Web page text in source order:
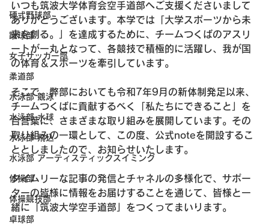
硬式野球部
蹴球部
女子サッカー部
柔道部
水泳部 競泳
水泳部 水球
水泳部 飛込
水泳部 アーティスティックスイミング
体操部
体操競技部
卓球部
いつも筑波大学体育会空手道部へご支援くださいまして
ありがとうございます。本学では「大学スポーツから未
来を創る。」を達成するために、チームつくばのアスリ
ートが一丸となって、各競技で積極的に活躍し、我が国
の体育＆スポーツを牽引しています。
そこで、弊部においても令和7年9月の新体制発足以来、
チームつくばに貢献するべく「私たちにできること」を
合言葉に、さまざまな取り組みを展開しています。その
取り組みの一環として、この度、公式noteを開設するこ
ととしましたので、お知らせいたします。
タイムリーな記事の発信とチャネルの多様化で、サポー
ターの皆様に情報をお届けすることを通じて、皆様と一
緒に「筑波大学空手道部」をつくってまいります。